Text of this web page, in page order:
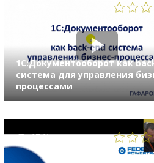
1С:Документооборот как
система для управления
процессами
1741